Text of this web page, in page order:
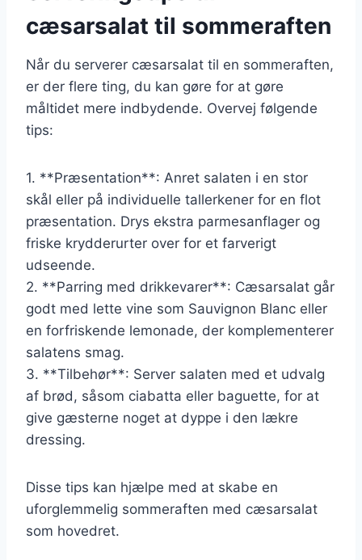
cæsarsalat til sommeraften
Når du serverer cæsarsalat til en sommeraften,
er der flere ting, du kan gøre for at gøre
måltidet mere indbydende. Overvej følgende
tips:
1. **Præsentation**: Anret salaten i en stor
skål eller på individuelle tallerkener for en flot
præsentation. Drys ekstra parmesanflager og
friske krydderurter over for et farverigt
udseende.
2. **Parring med drikkevarer**: Cæsarsalat går
godt med lette vine som Sauvignon Blanc eller
en forfriskende lemonade, der komplementerer
salatens smag.
3. **Tilbehør**: Server salaten med et udvalg
af brød, såsom ciabatta eller baguette, for at
give gæsterne noget at dyppe i den lækre
dressing.
Disse tips kan hjælpe med at skabe en
uforglemmelig sommeraften med cæsarsalat
som hovedret.